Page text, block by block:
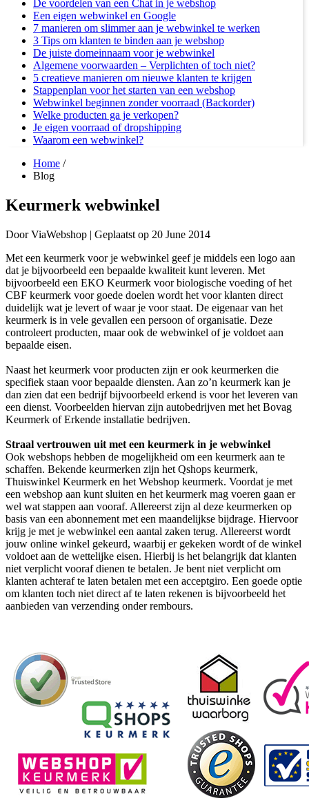
De voordelen van een Chat in je webshop
Een eigen webwinkel en Google
7 manieren om slimmer aan je webwinkel te werken
3 Tips om klanten te binden aan je webshop
De juiste domeinnaam voor je webwinkel
Algemene voorwaarden – Verplichten of toch niet?
5 creatieve manieren om nieuwe klanten te krijgen
Stappenplan voor het starten van een webshop
Webwinkel beginnen zonder voorraad (Backorder)
Welke producten ga je verkopen?
Je eigen voorraad of dropshipping
Waarom een webwinkel?
Home /
Blog
Keurmerk webwinkel
DoorViaWebshop | Geplaatst op 20 June 2014
Met een keurmerk voor je webwinkel geef je middels een logo aan
dat je bijvoorbeeld een bepaalde kwaliteit kunt leveren. Met
bijvoorbeeld een EKO Keurmerk voor biologische voeding of het
CBF keurmerk voor goede doelen wordt het voor klanten direct
duidelijk wat je levert of waar je voor staat. De eigenaar van het
keurmerk is in vele gevallen een persoon of organisatie. Deze
controleert producten, maar ook de webwinkel of je voldoet aan
bepaalde eisen.
Naast het keurmerk voor producten zijn er ook keurmerken die
specifiek staan voor bepaalde diensten. Aan zo’n keurmerk kan je
dan zien dat een bedrijf bijvoorbeeld erkend is voor het leveren van
een dienst. Voorbeelden hiervan zijn autobedrijven met het Bovag
Keurmerk of Erkende installatie bedrijven.
Straal vertrouwen uit met een keurmerk in je webwinkel
Ook webshops hebben de mogelijkheid om een keurmerk aan te
schaffen. Bekende keurmerken zijn het Qshops keurmerk,
Thuiswinkel Keurmerk en het Webshop keurmerk. Voordat je met
een webshop aan kunt sluiten en het keurmerk mag voeren gaan er
wel wat stappen aan vooraf. Allereerst zijn al deze keurmerken op
basis van een abonnement met een maandelijkse bijdrage. Hiervoor
krijg je met je webwinkel een aantal zaken terug. Allereerst wordt
jouw online winkel gekeurd, waarbij er gekeken wordt of de winkel
voldoet aan de wettelijke eisen. Hierbij is het belangrijk dat klanten
niet verplicht vooraf dienen te betalen. Je bent niet verplicht om
klanten achteraf te laten betalen met een acceptgiro. Een goede optie
om klanten toch niet direct af te laten rekenen is bijvoorbeeld het
aanbieden van verzending onder rembours.